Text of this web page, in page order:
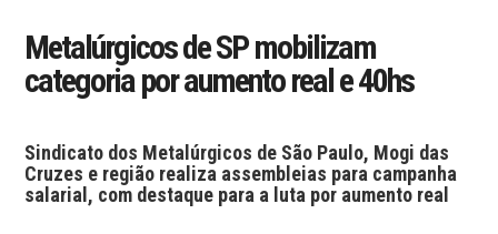
Metalúrgicos de SP mobilizam
categoria por aumento real e 40hs
Sindicato dos Metalúrgicos de São Paulo, Mogi das
Cruzes e região realiza assembleias para campanha
salarial, com destaque para a luta por aumento real